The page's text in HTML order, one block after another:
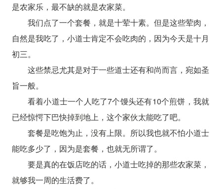
是农家乐，最不缺的就是农家菜。
我们点了一个套餐，就是十荤十素。但是这些荤肉，
自然是我吃了，小道士肯定不会吃肉的，因为今天是十月
初三。
这些禁忌尤其是对于一些道士还有和尚而言，宛如圣
旨一般。
看着小道士一个人吃了7个馒头还有10个煎饼，我就
已经惊愕下巴快掉到地上，这个家伙太能吃了吧。
套餐是吃饱为止，没有上限。所以我也就不怕小道士
能吃多少了，因为是套餐，也就无所谓了。
要是真的在饭店吃的话，小道士吃掉的那些农家菜，
就够我一周的生活费了。